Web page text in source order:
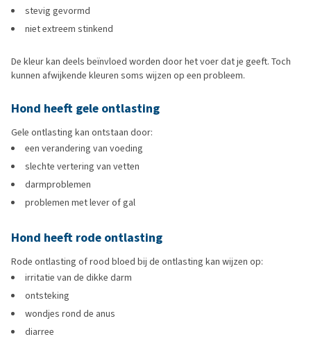
stevig gevormd
niet extreem stinkend
De kleur kan deels beïnvloed worden door het voer dat je geeft. Toch
kunnen afwijkende kleuren soms wijzen op een probleem.
Hond heeft gele ontlasting
Gele ontlasting kan ontstaan door:
een verandering van voeding
slechte vertering van vetten
darmproblemen
problemen met lever of gal
Hond heeft rode ontlasting
Rode ontlasting of rood bloed bij de ontlasting kan wijzen op:
irritatie van de dikke darm
ontsteking
wondjes rond de anus
diarree